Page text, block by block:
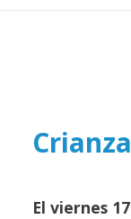
El viernes